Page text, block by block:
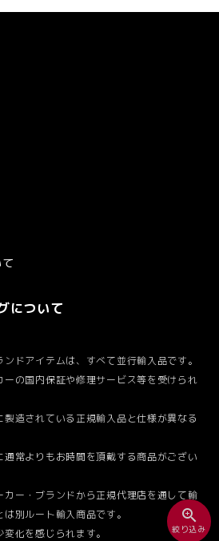
zoom_in
絞り込み
について
ドアイテムは、すべて並行輸入品です。
の国内保証や修理サービス等を受けられ
造されている正規輸入品と仕様が異なる
常よりもお時間を頂戴する商品がござい
ー・ブランドから正規代理店を通して輸
別ルート輸入商品です。
化を感じられます。